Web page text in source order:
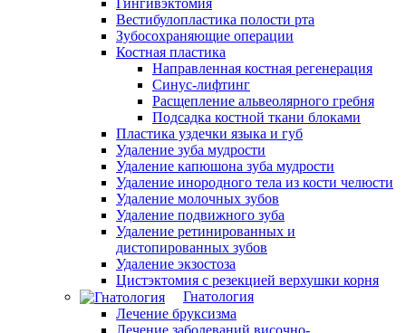
Вестибулопластика полости рта
Зубосохраняющие операции
Костная пластика
Направленная костная регенерация
Синус-лифтинг
Расщепление альвеолярного гребня
Подсадка костной ткани блоками
Пластика уздечки языка и губ
Удаление зуба мудрости
Удаление капюшона зуба мудрости
Удаление инородного тела из кости челюсти
Удаление молочных зубов
Удаление подвижного зуба
Удаление ретинированных и
дистопированных зубов
Удаление экзостоза
Цистэктомия с резекцией верхушки корня
Гнатология
Лечение бруксизма
Лечение заболеваний височно-